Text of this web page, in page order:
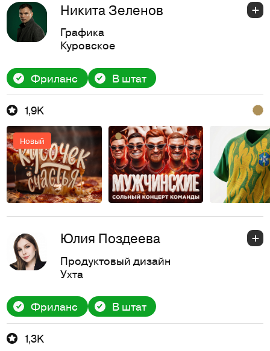
Никита Зеленов
Графика
Куровское
Фриланс В штат
1,9K
Новый
Юлия Поздеева
Продуктовый дизайн
Ухта
Фриланс В штат
1,3K